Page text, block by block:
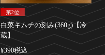
第2位
白菜キムチの刻み(360g)【冷
蔵】
¥390税込